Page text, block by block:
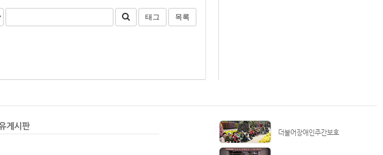
태그 목록
더불어장애인주간보호